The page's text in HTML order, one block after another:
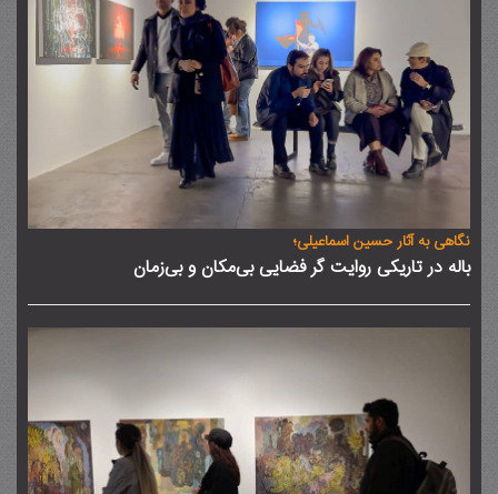
نگاهی به آثار حسین اسماعیلی؛
باله در تاریکی روایت گر فضایی بی‌مکان و بی‌زمان